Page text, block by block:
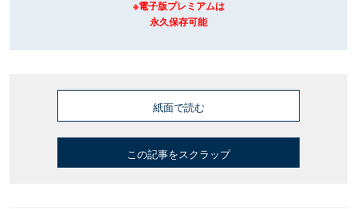
※電子版プレミアムは
永久保存可能
紙面で読む
この記事をスクラップ